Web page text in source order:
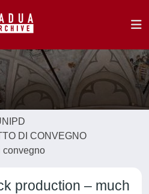
DI CONVEGNO
convegno
production – much